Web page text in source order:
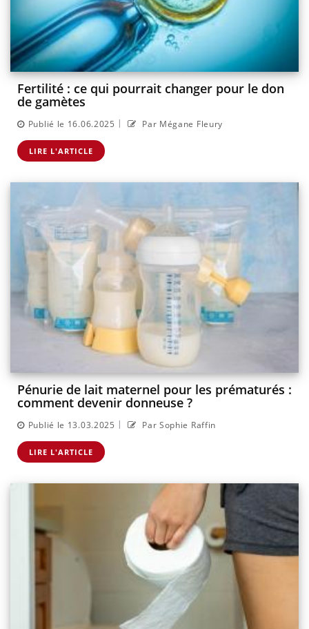
Fertilité : ce qui pourrait changer pour le don
de gamètes
Publié le 16.06.2025 | Par Mégane Fleury
LIRE L'ARTICLE
Pénurie de lait maternel pour les prématurés :
comment devenir donneuse ?
Publié le 13.03.2025 | Par Sophie Raffin
LIRE L'ARTICLE